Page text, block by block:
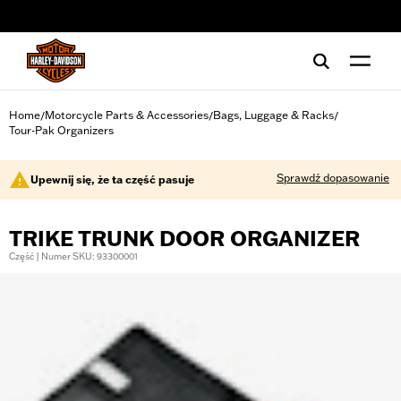
Home/Motorcycle Parts & Accessories/Bags, Luggage & Racks/
Tour-Pak Organizers
Upewnij się, że ta część pasuje Sprawdź dopasowanie
TRIKE TRUNK DOOR ORGANIZER
Część | Numer SKU: 93300001